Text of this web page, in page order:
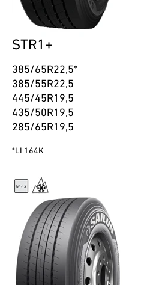
STR1+
385/65R22,5*
385/55R22,5
445/45R19,5
435/50R19,5
285/65R19,5
*LI 164K